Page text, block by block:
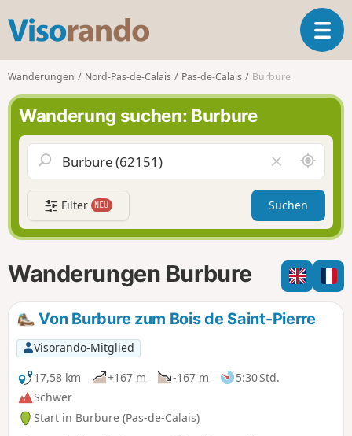
s
o
r
a
n
d
o
T
o
n
i
a
t
o
n
Wanderungen Nord-Pas-de-Calais Pas-de-Calais Burbure
Wanderung suchen: Burbure
e
l
d
l
e
e
e
n
S
c
h
u
m
i
h
Filter NEU Suchen
Wanderungen Burbure
Von Burbure zum Bois de Saint-Pierre
Visorando-Mitglied
17,58 km
+167 m -167 m
5:30 Std.
Schwer
Start in Burbure (Pas-de-Calais)